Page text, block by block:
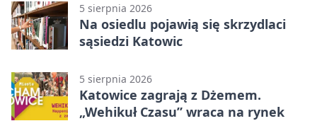
5 sierpnia 2026
Na osiedlu pojawią się skrzydlaci
sąsiedzi Katowic
5 sierpnia 2026
Katowice zagrają z Dżemem.
„Wehikuł Czasu” wraca na rynek